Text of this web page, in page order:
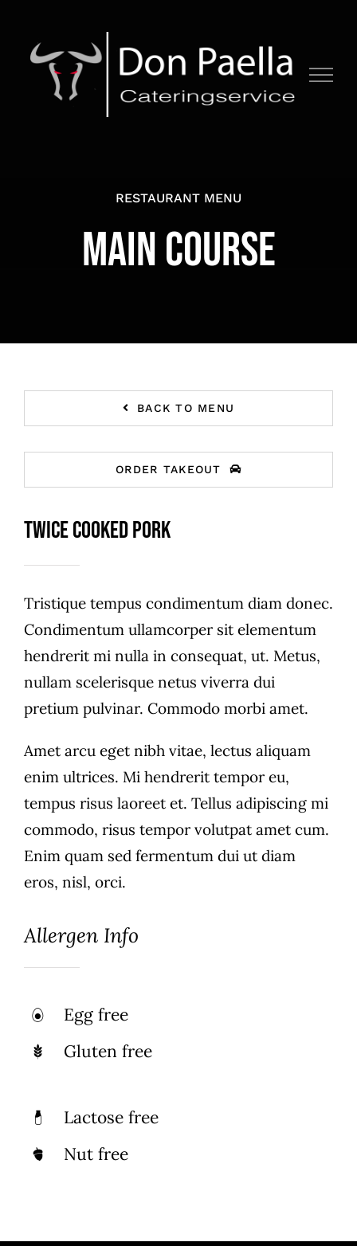
Inhalt
springen
RESTAURANT MENU
MAIN COURSE
BACK TO MENU
ORDER TAKEOUT
Twice Cooked Pork
Tristique tempus condimentum diam donec.
Condimentum ullamcorper sit elementum
hendrerit mi nulla in consequat, ut. Metus,
nullam scelerisque netus viverra dui
pretium pulvinar. Commodo morbi amet.
Amet arcu eget nibh vitae, lectus aliquam
enim ultrices. Mi hendrerit tempor eu,
tempus risus laoreet et. Tellus adipiscing mi
commodo, risus tempor volutpat amet cum.
Enim quam sed fermentum dui ut diam
eros, nisl, orci.
Allergen Info
Egg free
Gluten free
Lactose free
Nut free